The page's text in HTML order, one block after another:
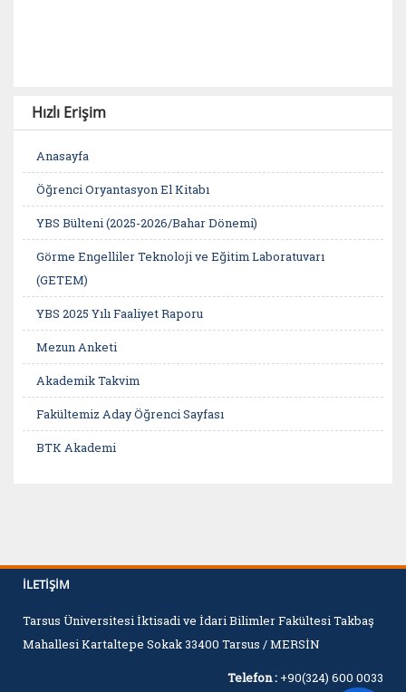
Hızlı Erişim
Anasayfa
Öğrenci Oryantasyon El Kitabı
YBS Bülteni (2025-2026/Bahar Dönemi)
Görme Engelliler Teknoloji ve Eğitim Laboratuvarı
(GETEM)
YBS 2025 Yılı Faaliyet Raporu
Mezun Anketi
Akademik Takvim
Fakültemiz Aday Öğrenci Sayfası
BTK Akademi
YÖK Dersler Platformu
Yemekhane-Güncel Yemek Listesi
İletişim
İLETIŞIM
Tarsus Üniversitesi İktisadi ve İdari Bilimler Fakültesi Takbaş
Mahallesi Kartaltepe Sokak 33400 Tarsus / MERSİN
Telefon : +90(324) 600 0033